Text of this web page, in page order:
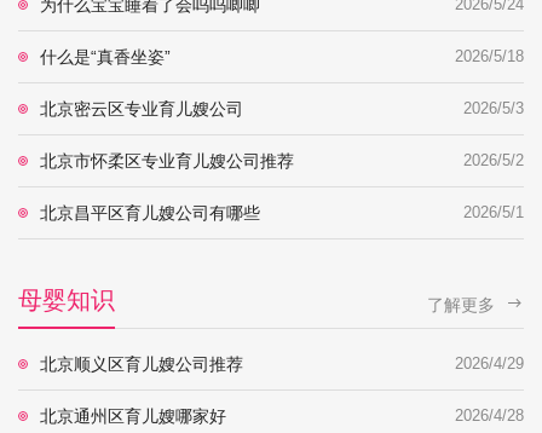
为什么宝宝睡着了会呜呜唧唧 2026/5/24
什么是“真香坐姿” 2026/5/18
北京密云区专业育儿嫂公司 2026/5/3
北京市怀柔区专业育儿嫂公司推荐 2026/5/2
北京昌平区育儿嫂公司有哪些 2026/5/1
母婴知识 了解更多
北京顺义区育儿嫂公司推荐 2026/4/29
北京通州区育儿嫂哪家好 2026/4/28